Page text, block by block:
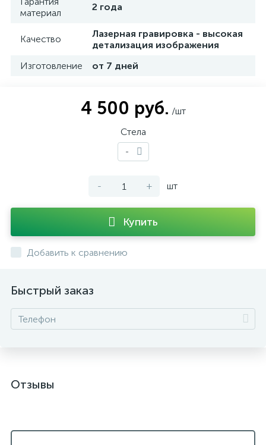
материал
2 года
Качество
Лазерная гравировка - высокая
детализация изображения
Изготовление
от 7 дней
4 500 руб. /шт
Стела
-
- + шт
Купить
Добавить к сравнению
Быстрый заказ
Отзывы